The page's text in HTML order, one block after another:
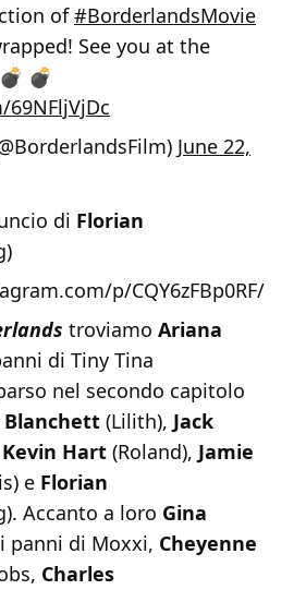
of#BorderlandsMovie
See you at the
💣
June 22,
di Florian
p/CQY6zFBp0RF/
troviamo Ariana
di Tiny Tina
nel secondo capitolo
Blanchett (Lilith), Jack
Kevin Hart (Roland), Jamie
e Florian
Accanto a loro Gina
panni di Moxxi, Cheyenne
Charles